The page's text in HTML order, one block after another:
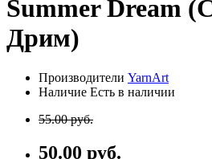
Summer Dream
Дрим)
Производители YarnArt
Наличие Есть в наличии
55.00 руб.
50.00 руб.